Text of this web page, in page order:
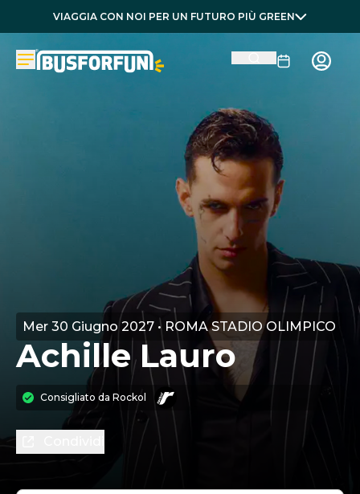
VIAGGIA CON NOI PER UN FUTURO PIÙ GREEN
Mer 30 Giugno 2027 • ROMA STADIO OLIMPICO
Achille Lauro
Consigliato da Rockol